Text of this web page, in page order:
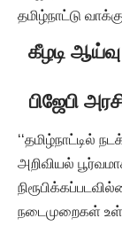
தமிழ்நாட்டு
கீழடி ஆய்வு
பிஜேபி
‘‘தமிழ்நாட்டில்
அறிவியல்
நடைமுறைகள்